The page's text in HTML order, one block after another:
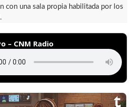
con una sala propia habilitada por los
– CNM Radio